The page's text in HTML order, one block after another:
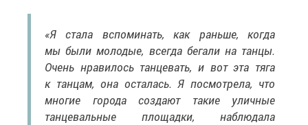
«Я стала вспоминать, как раньше, когда
мы были молодые, всегда бегали на танцы.
Очень нравилось танцевать, и вот эта тяга
к танцам, она осталась. Я посмотрела, что
многие города создают такие уличные
танцевальные площадки, наблюдала